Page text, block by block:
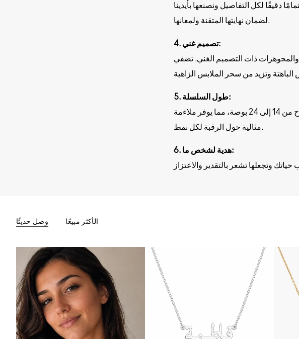
دقيقًا لكل التفاصيل ونصنعها بأيدينا
لضمان نهايتها المتقنة ولمعانها.
4. تصميم غني:
والمجوهرات ذات التصميم الغني. تضفي
5. طول السلسلة:
يعود مظهر هذه القلادة القوي والمتوازن إلى سلسلة صندوقية قوية. وهي متوفرة بأطوال سلاسل تتراوح من 14 إلى 24 بوصة، مما يوفر ملاءمة
مثالية حول الرقبة لكل نمط.
6. هدية لشخص ما:
وصل حديثًا الأكثر مبيعًا